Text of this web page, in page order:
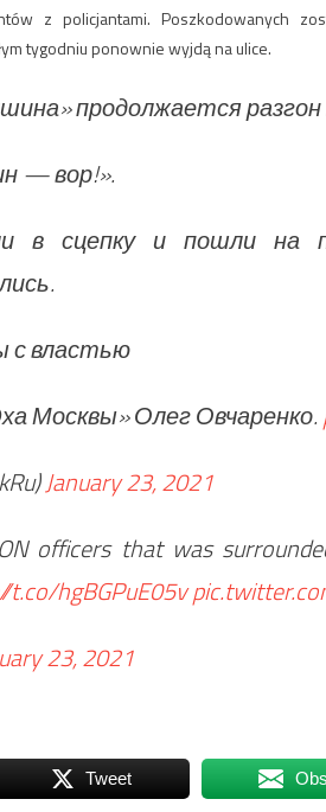
z policjantami. Poszkodowanych
tygodniu ponownie wyjdą na ulice.
продолжается
— вор!».
в сцепку и пошли на
с властью
Москвы» Олег Овчаренко.
January 23, 2021
officers that was
t.co/hgBGPuE05v
23, 2021
Tweet